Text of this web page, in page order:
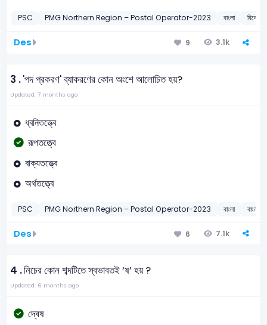
PSC PMG Northern Region – Postal Operator-2023 বাংলা বিদেশি
Des 9 3.1k
3 .'পদ প্রকরণ' ব্যাকরণের কোন অংশে আলোচিত হয়?
Updated: 7 months ago
ধ্বনিতত্ত্বে
রূপতত্ত্বে
বাক্যতত্ত্বে
অর্থতত্ত্বে
PSC PMG Northern Region – Postal Operator-2023 বাংলা বাংলা
Des 6 7.1k
4 .নিচের কোন শব্দটিতে স্বভাবতই ‘ষ’ হয় ?
Updated: 6 months ago
দ্বেষ